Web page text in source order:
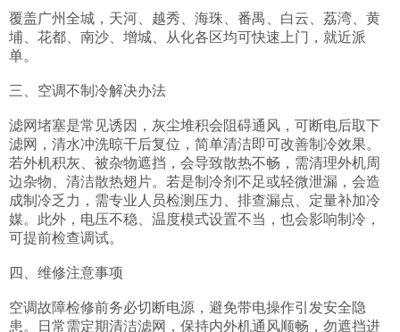
覆盖广州全城，天河、越秀、海珠、番禺、白云、荔湾、黄
埔、花都、南沙、增城、从化各区均可快速上门，就近派
单。
三、空调不制冷解决办法
滤网堵塞是常见诱因，灰尘堆积会阻碍通风，可断电后取下
滤网，清水冲洗晾干后复位，简单清洁即可改善制冷效果。
若外机积灰、被杂物遮挡，会导致散热不畅，需清理外机周
边杂物、清洁散热翅片。若是制冷剂不足或轻微泄漏，会造
成制冷乏力，需专业人员检测压力、排查漏点、定量补加冷
媒。此外，电压不稳、温度模式设置不当，也会影响制冷，
可提前检查调试。
四、维修注意事项
空调故障检修前务必切断电源，避免带电操作引发安全隐
患。日常需定期清洁滤网，保持内外机通风顺畅，勿遮挡进